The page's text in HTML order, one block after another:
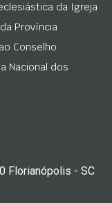
da Igreja
Província
Conselho
Nacional dos
Florianópolis - SC